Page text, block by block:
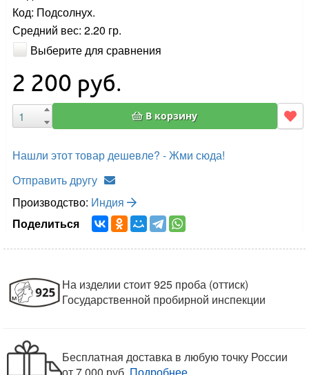
Код: Подсолнух.
Средний вес: 2.20 гр.
Выберите для сравнения
2 200 руб.
В корзину
Нашли этот товар дешевле? - Жми сюда!
Отправить другу
Производство: Индия
Поделиться
На изделии стоит 925 проба (оттиск)
Государственной пробирной инспекции
Бесплатная доставка в любую точку России